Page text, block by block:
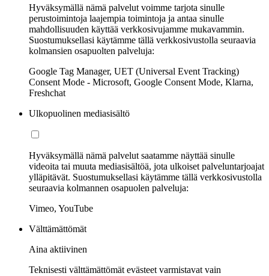
Hyväksymällä nämä palvelut voimme tarjota sinulle
perustoimintoja laajempia toimintoja ja antaa sinulle
mahdollisuuden käyttää verkkosivujamme mukavammin.
Suostumuksellasi käytämme tällä verkkosivustolla seuraavia
kolmansien osapuolten palveluja:
Google Tag Manager, UET (Universal Event Tracking)
Consent Mode - Microsoft, Google Consent Mode, Klarna,
Freshchat
Ulkopuolinen mediasisältö
Hyväksymällä nämä palvelut saatamme näyttää sinulle
videoita tai muuta mediasisältöä, jota ulkoiset palveluntarjoajat
ylläpitävät. Suostumuksellasi käytämme tällä verkkosivustolla
seuraavia kolmannen osapuolen palveluja:
Vimeo, YouTube
Välttämättömät
Aina aktiivinen
Teknisesti välttämättömät evästeet varmistavat vain